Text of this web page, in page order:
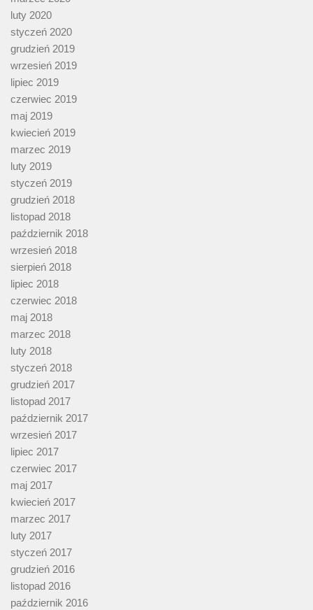
luty 2020
styczeń 2020
grudzień 2019
wrzesień 2019
lipiec 2019
czerwiec 2019
maj 2019
kwiecień 2019
marzec 2019
luty 2019
styczeń 2019
grudzień 2018
listopad 2018
październik 2018
wrzesień 2018
sierpień 2018
lipiec 2018
czerwiec 2018
maj 2018
marzec 2018
luty 2018
styczeń 2018
grudzień 2017
listopad 2017
październik 2017
wrzesień 2017
lipiec 2017
czerwiec 2017
maj 2017
kwiecień 2017
marzec 2017
luty 2017
styczeń 2017
grudzień 2016
listopad 2016
październik 2016